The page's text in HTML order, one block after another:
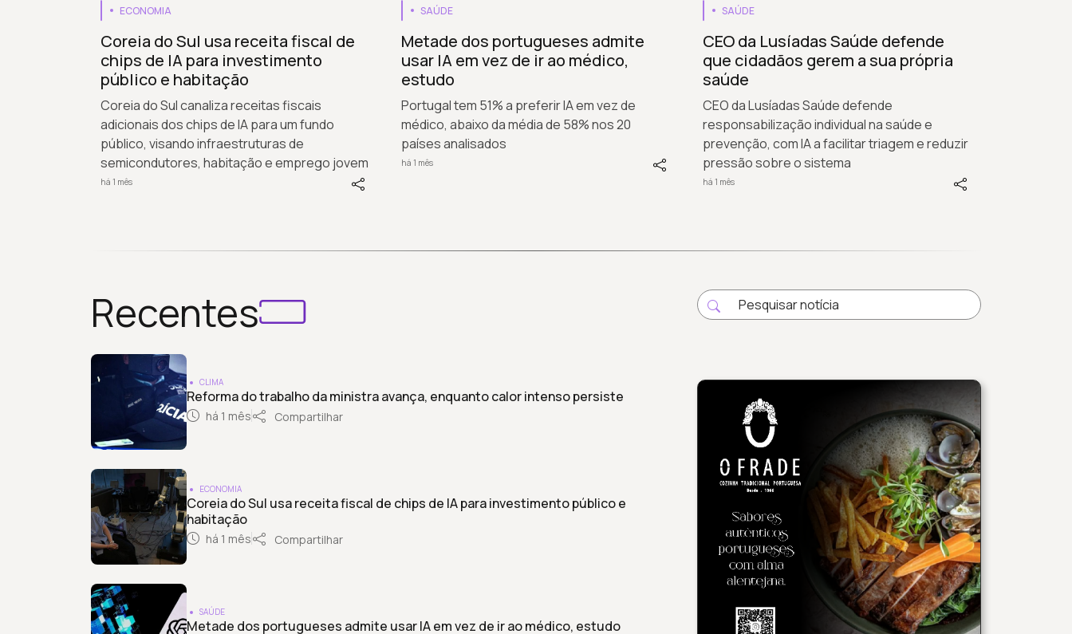
ECONOMIA
Coreia do Sul usa receita fiscal de
chips de IA para investimento
público e habitação
Coreia do Sul canaliza receitas fiscais
adicionais dos chips de IA para um fundo
público, visando infraestruturas de
semicondutores, habitação e emprego jovem
há 1 mês
SAÚDE
Metade dos portugueses admite
usar IA em vez de ir ao médico,
estudo
Portugal tem 51% a preferir IA em vez de
médico, abaixo da média de 58% nos 20
países analisados
há 1 mês
SAÚDE
CEO da Lusíadas Saúde defende
que cidadãos gerem a sua própria
saúde
CEO da Lusíadas Saúde defende
responsabilização individual na saúde e
prevenção, com IA a facilitar triagem e reduzir
pressão sobre o sistema
há 1 mês
Recentes
CLIMA
Reforma do trabalho da ministra avança, enquanto calor intenso persiste
há 1 mês Compartilhar
ECONOMIA
Coreia do Sul usa receita fiscal de chips de IA para investimento público e
habitação
há 1 mês Compartilhar
SAÚDE
Metade dos portugueses admite usar IA em vez de ir ao médico, estudo